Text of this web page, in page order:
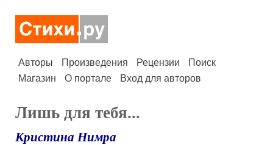
Авторы Произведения Рецензии
Поиск
Магазин
О портале Вход для авторов
Лишь для тебя...
Кристина Нимра